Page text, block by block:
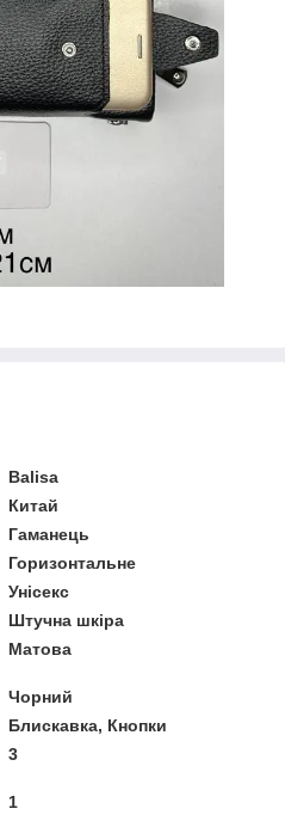
Balisa
Китай
Гаманець
Горизонтальне
Унісекс
Штучна шкіра
Матова
Чорний
Блискавка, Кнопки
3
1